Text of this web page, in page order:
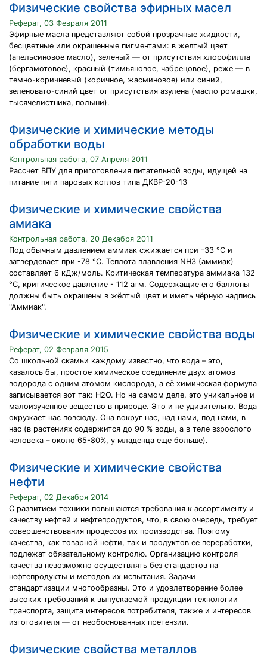
Физические свойства эфирных масел
Реферат, 03 Февраля 2011
Эфирные масла представляют собой прозрачные жидкости,
бесцветные или окрашенные пигментами: в желтый цвет
(апельсиновое масло), зеленый — от присутствия хлорофилла
(бергамотовое), красный (тимьяновое, чабрецовое), реже — в
темно-коричневый (коричное, жасминовое) или синий,
зеленовато-синий цвет от присутствия азулена (масло ромашки,
тысячелистника, полыни).
Физические и химические методы
обработки воды
Контрольная работа, 07 Апреля 2011
Рассчет ВПУ для приготовления питательной воды, идущей на
питание пяти паровых котлов типа ДКВР-20-13
Физические и химические свойства
амиака
Контрольная работа, 20 Декабря 2011
Под обычным давлением аммиак сжижается при -33 °С и
затвердевает при -78 °С. Теплота плавления NH3 (аммиак)
составляет 6 кДж/моль. Критическая температура аммиака 132
°С, критическое давление - 112 атм. Содержащие его баллоны
должны быть окрашены в жёлтый цвет и иметь чёрную надпись
"Аммиак".
Физические и химические свойства воды
Реферат, 02 Февраля 2015
Со школьной скамьи каждому известно, что вода – это,
казалось бы, простое химическое соединение двух атомов
водорода с одним атомом кислорода, а её химическая формула
записывается вот так: Н2О. Но на самом деле, это уникальное и
малоизученное вещество в природе. Это и не удивительно. Вода
окружает нас повсюду. Она вокруг нас, над нами, под нами, в
нас (в растениях содержится до 90 % воды, а в теле взрослого
человека – около 65-80%, у младенца еще больше).
Физические и химические свойства
нефти
Реферат, 02 Декабря 2014
С развитием техники повышаются требования к ассортименту и
качеству нефтей и нефтепродуктов, что, в свою очередь, требует
совершенствования процессов их производства. Поэтому
качества, как товарной нефти, так и продуктов ее переработки,
подлежат обязательному контролю. Организацию контроля
качества невозможно осуществлять без стандартов на
нефтепродукты и методов их испытания. Задачи
стандартизации многообразны. Это и удовлетворение более
высоких требований к выпускаемой продукции технологии
транспорта, защита интересов потребителя, также и интересов
изготовителя — от необоснованных претензии.
Физические свойства металлов